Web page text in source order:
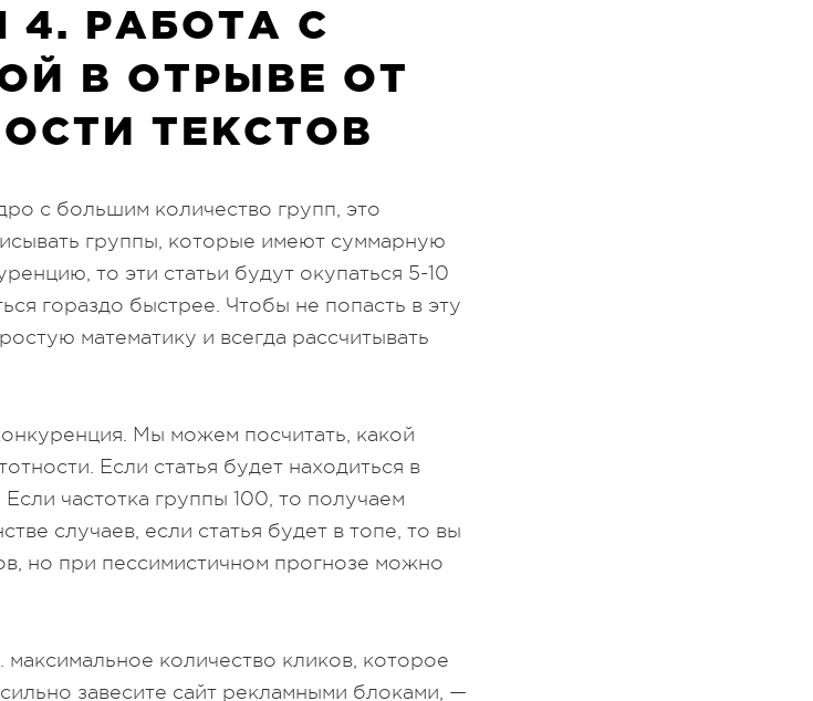
4. РАБОТА С
В ОТРЫВЕ ОТ
ТЕКСТОВ
с большим количество групп, это
группы, которые имеют суммарную
то эти статьи будут окупаться 5-10
гораздо быстрее. Чтобы не попасть в эту
математику и всегда рассчитывать
Мы можем посчитать, какой
Если статья будет находиться в
частотка группы 100, то получаем
случаев, если статья будет в топе, то вы
но при пессимистичном прогнозе можно
количество кликов, которое
завесите сайт рекламными блоками, —